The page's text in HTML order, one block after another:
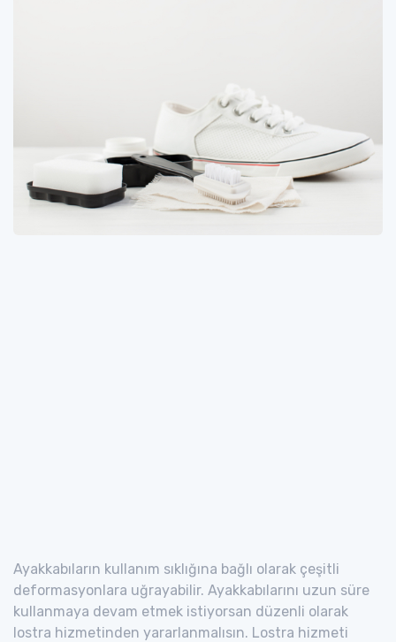
Ayakkabıların kullanım sıklığına bağlı olarak çeşitli
deformasyonlara uğrayabilir. Ayakkabılarını uzun süre
kullanmaya devam etmek istiyorsan düzenli olarak
lostra hizmetinden yararlanmalısın. Lostra hizmeti